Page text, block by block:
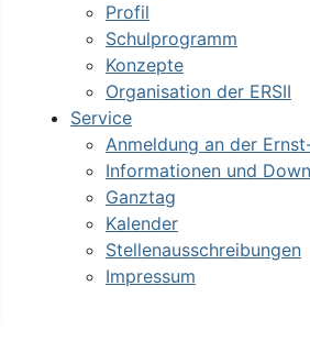
Profil
Schulprogramm
Konzepte
Organisation der ERSII
Service
Anmeldung an der
Informationen und
Ganztag
Kalender
Stellenausschreibungen
Impressum